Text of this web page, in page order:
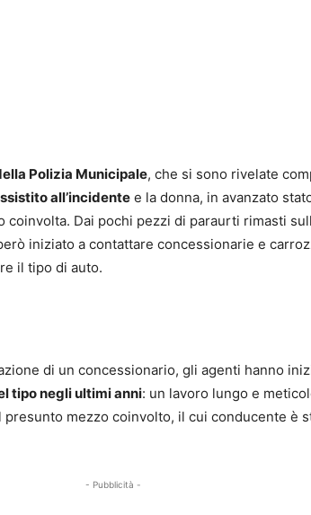
Polizia Municipale, che si sono rivelate
all’incidente e la donna, in avanzato
coinvolta. Dai pochi pezzi di paraurti rimasti
iniziato a contattare concessionarie e
il tipo di auto.
di un concessionario, gli agenti hanno
tipo negli ultimi anni: un lavoro lungo e
presunto mezzo coinvolto, il cui conducente è
- Pubblicità -